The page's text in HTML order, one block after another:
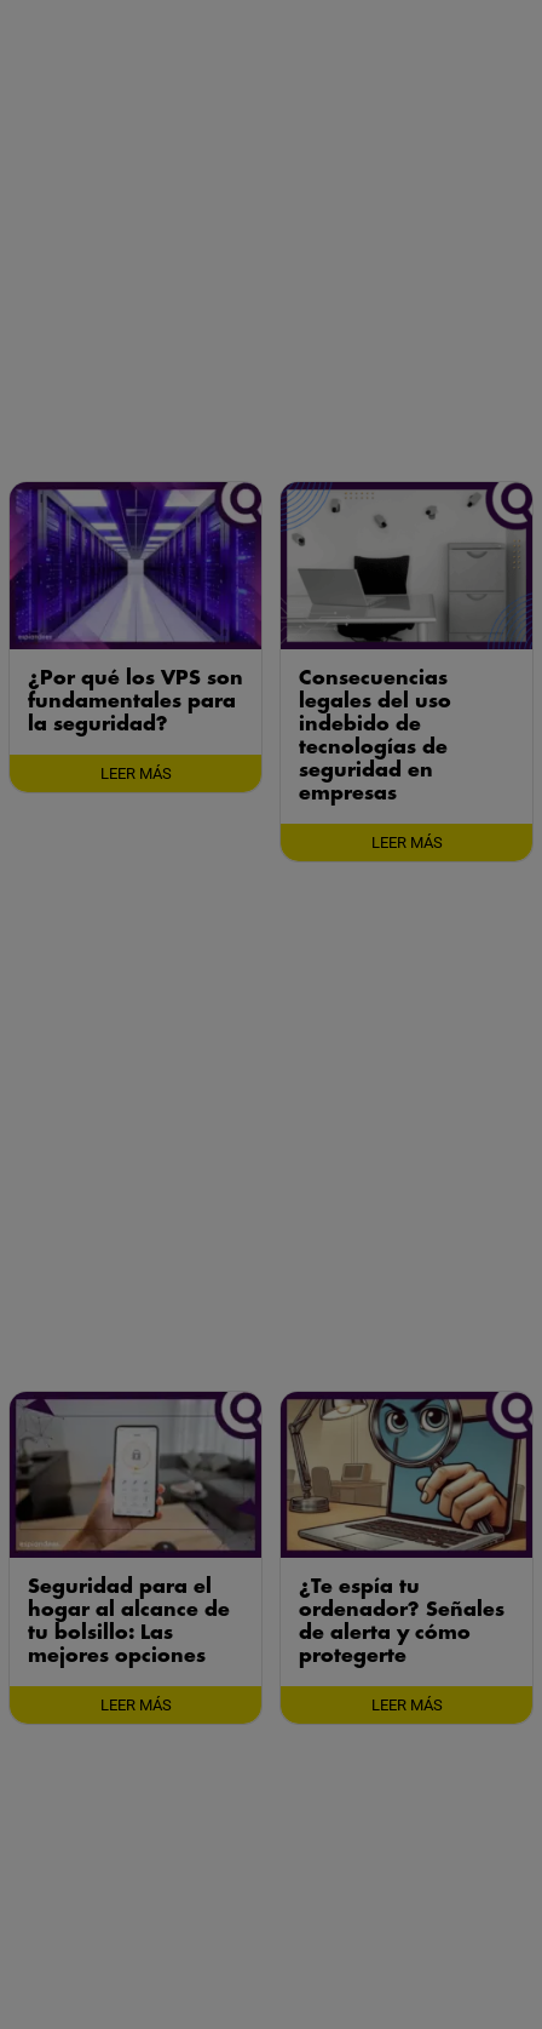
¿Por qué los VPS son
fundamentales para
la seguridad?
LEER MÁS
Consecuencias
legales del uso
indebido de
tecnologías de
seguridad en
empresas
LEER MÁS
Seguridad para el
hogar al alcance de
tu bolsillo: Las
mejores opciones
LEER MÁS
¿Te espía tu
ordenador? Señales
de alerta y cómo
protegerte
LEER MÁS